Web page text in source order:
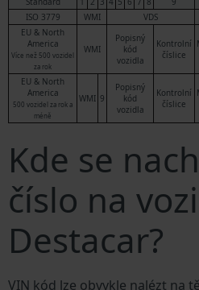
ISO 3779
WMI VDS
EU & North
America
Více než 500 vozidel
za rok
WMI
Popisný
kód
vozidla
Kontrolní
číslice
EU & North
America
500 vozidel za rok a
méně
WMI 9
Popisný
kód
vozidla
Kontrolní
číslice
Kde se
číslo na
Destacar?
VIN kód lze obvykle nalézt na